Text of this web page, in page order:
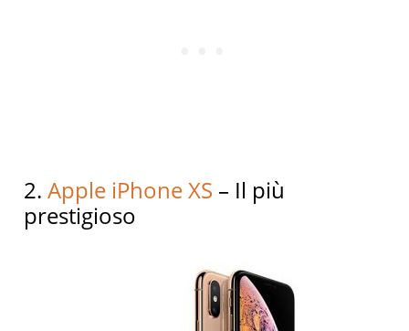
2.Apple iPhone XS – Il più
prestigioso